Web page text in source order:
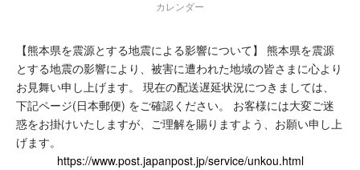
カレンダー
true
【熊本県を震源とする地震による影響について】 熊本県を震源
とする地震の影響により、被害に遭われた地域の皆さまに心より
お見舞い申し上げます。
現在の配送遅延状況につきましては、
下記ページ(日本郵便) をご確認ください。
お客様には大変ご迷
惑をお掛けいたしますが、ご理解を賜りますよう、お願い申し上
げます。
https://www.post.japanpost.jp/service/unkou.html